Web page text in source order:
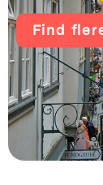
Find